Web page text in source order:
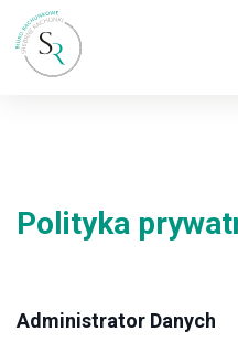
Polityka
Administrator Danych